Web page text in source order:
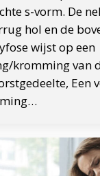
s-vorm. De
hol en de
wijst op een
kromming van
Een